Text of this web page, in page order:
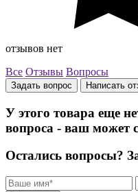
отзывов нет
Все Отзывы Вопросы
Задать вопрос Написать
У этого товара еще
вопроса - ваш может
Остались вопросы?